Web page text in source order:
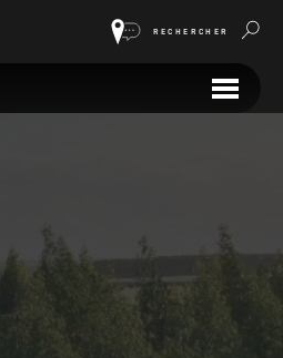
RECHERCHER